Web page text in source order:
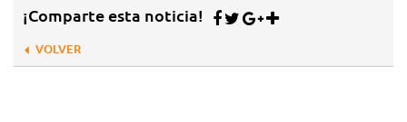
¡Comparte esta noticia!
VOLVER